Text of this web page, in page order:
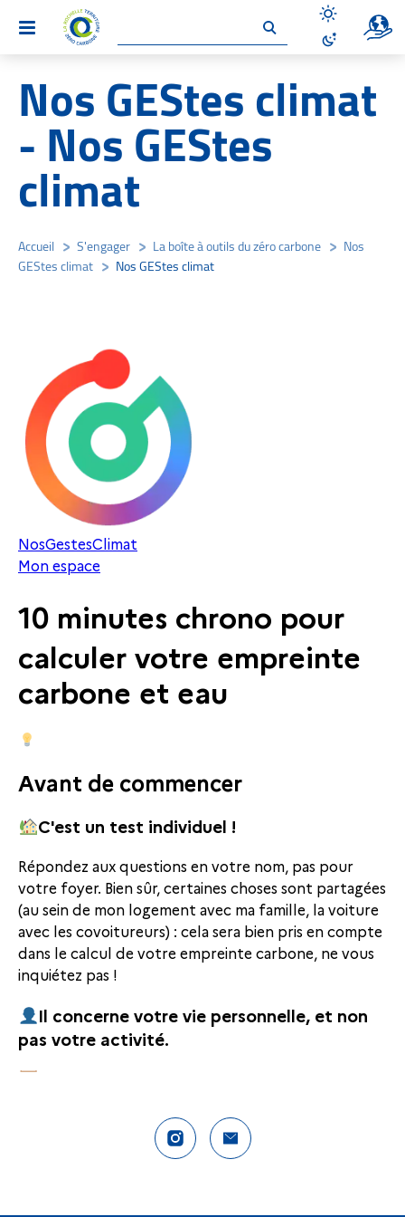
Un
Désactiver
Activer le
Nos GEStes climat
- Nos GEStes
climat
Accueil S'engager La boîte à outils du zéro carbone
Nos
GEStes climat
Nos GEStes climat
Compte Instagram La Rochelle
Nous contacter